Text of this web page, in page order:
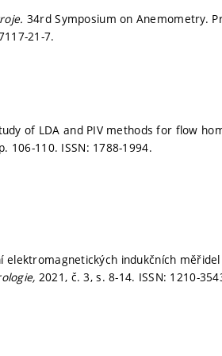
34rd Symposium on Anemometry.
21-7.
of LDA and PIV methods for flow
p. 106-110. ISSN: 1788-1994.
elektromagnetických indukčních
2021, č. 3,s. 8-14. ISSN: 1210-